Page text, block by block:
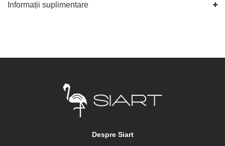
Informații suplimentare
Despre Siart